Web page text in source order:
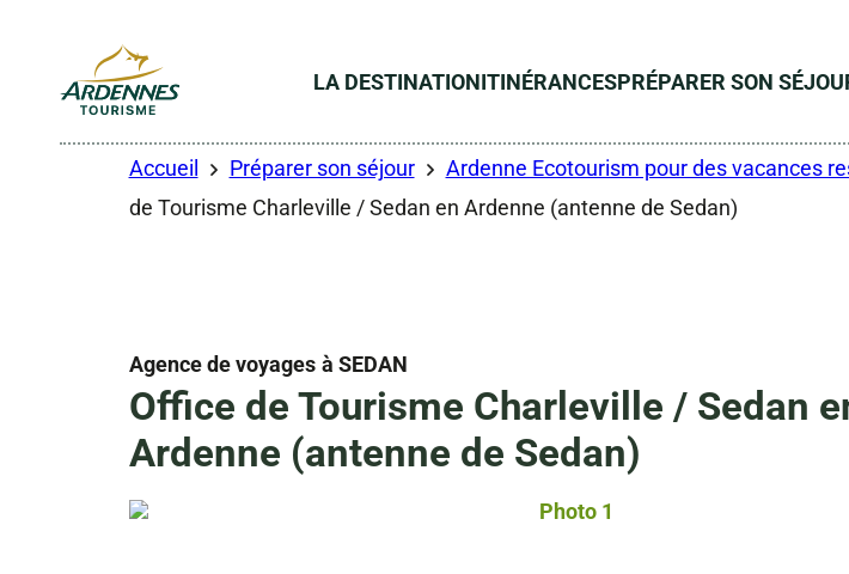
LA DESTINATIONITINÉRANCESPRÉPARER SON
Accueil Préparer son séjour Ardenne Ecotourism pour des vacances
de Tourisme Charleville / Sedan en Ardenne (antenne de Sedan)
Agence de voyages à SEDAN
Office de Tourisme Charleville / Sedan
Ardenne (antenne de Sedan)
Photo 1, © Droits gérés